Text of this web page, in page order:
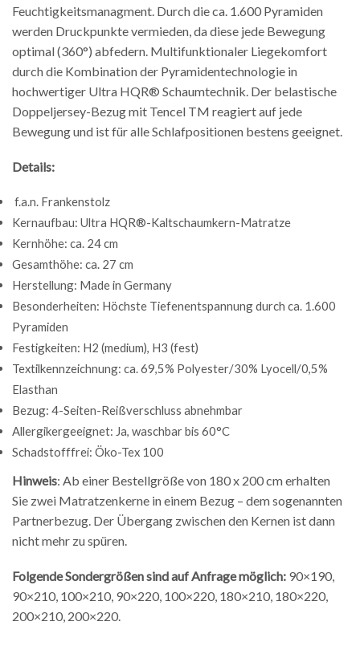
Feuchtigkeitsmanagment. Durch die ca. 1.600 Pyramiden
werden Druckpunkte vermieden, da diese jede Bewegung
optimal (360°) abfedern. Multifunktionaler Liegekomfort
durch die Kombination der Pyramidentechnologie in
hochwertiger Ultra HQR® Schaumtechnik. Der belastische
Doppeljersey-Bezug mit Tencel TM reagiert auf jede
Bewegung und ist für alle Schlafpositionen bestens geeignet.
Details:
f.a.n. Frankenstolz
Kernaufbau: Ultra HQR®-Kaltschaumkern-Matratze
Kernhöhe: ca. 24 cm
Gesamthöhe: ca. 27 cm
Herstellung: Made in Germany
Besonderheiten: Höchste Tiefenentspannung durch ca. 1.600
Pyramiden
Festigkeiten: H2 (medium), H3 (fest)
Textilkennzeichnung: ca. 69,5% Polyester/30% Lyocell/0,5%
Elasthan
Bezug: 4-Seiten-Reißverschluss abnehmbar
Allergikergeeignet: Ja, waschbar bis 60°C
Schadstofffrei: Öko-Tex 100
Hinweis: Ab einer Bestellgröße von 180 x 200 cm erhalten
Sie zwei Matratzenkerne in einem Bezug – dem sogenannten
Partnerbezug. Der Übergang zwischen den Kernen ist dann
nicht mehr zu spüren.
Folgende Sondergrößen sind auf Anfrage möglich: 90×190,
90×210, 100×210, 90×220, 100×220, 180×210, 180×220,
200×210, 200×220.